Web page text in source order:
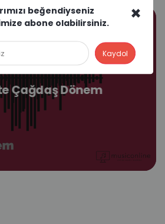
Çağdaş Dönem
×
beğendiyseniz
abone olabilirsiniz.